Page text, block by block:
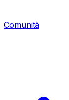
Comunità